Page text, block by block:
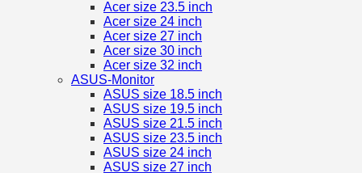
Acer size 23.5 inch
Acer size 24 inch
Acer size 27 inch
Acer size 30 inch
Acer size 32 inch
ASUS-Monitor
ASUS size 18.5 inch
ASUS size 19.5 inch
ASUS size 21.5 inch
ASUS size 23.5 inch
ASUS size 24 inch
ASUS size 27 inch